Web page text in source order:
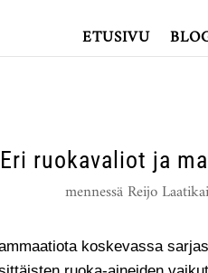
ETUSIVU
Eri ruokavaliot ja
mennessä Reijo
koskevassa